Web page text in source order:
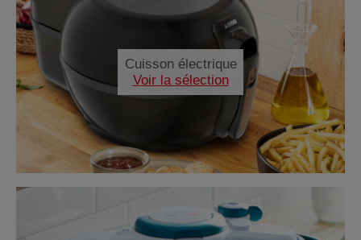
Cuisson électrique
Voir la sélection